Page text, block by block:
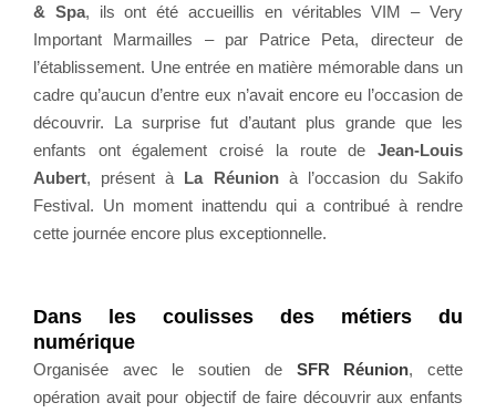
& Spa, ils ont été accueillis en véritables VIM – Very
Important Marmailles – par Patrice Peta, directeur de
l’établissement. Une entrée en matière mémorable dans un
cadre qu’aucun d’entre eux n’avait encore eu l’occasion de
découvrir. La surprise fut d’autant plus grande que les
enfants ont également croisé la route de Jean-Louis
Aubert, présent à La Réunionà l’occasion du Sakifo
Festival. Un moment inattendu qui a contribué à rendre
cette journée encore plus exceptionnelle.
Dans les coulisses des métiers du
numérique
Organisée avec le soutien de SFR Réunion, cette
opération avait pour objectif de faire découvrir aux enfants